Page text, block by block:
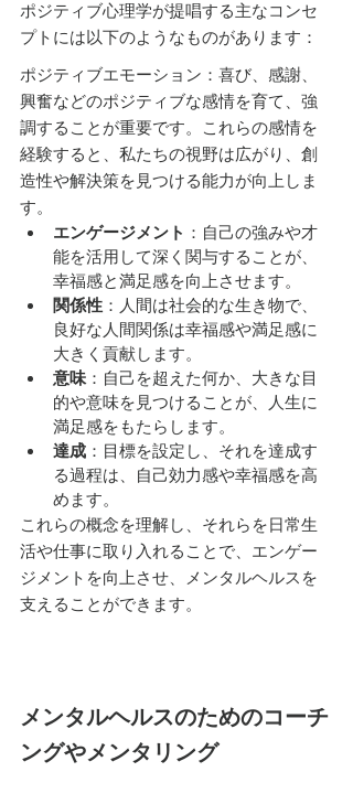
ポジティブ心理学が提唱する主なコンセ
プトには以下のようなものがあります：
ポジティブエモーション：喜び、感謝、
興奮などのポジティブな感情を育て、強
調することが重要です。これらの感情を
経験すると、私たちの視野は広がり、創
造性や解決策を見つける能力が向上しま
す。
エンゲージメント ：自己の強みや才
能を活用して深く関与することが、
幸福感と満足感を向上させます。
関係性 ：人間は社会的な生き物で、
良好な人間関係は幸福感や満足感に
大きく貢献します。
意味：自己を超えた何か、大きな目
的や意味を見つけることが、人生に
満足感をもたらします。
達成 ：目標を設定し、それを達成す
る過程は、自己効力感や幸福感を高
めます。
これらの概念を理解し、それらを日常生
活や仕事に取り入れることで、エンゲー
ジメントを向上させ、メンタルヘルスを
支えることができます。
メンタルヘルスのためのコーチ
ングやメンタリング